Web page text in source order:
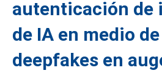
autenticación de
de IA en medio
deepfakes en